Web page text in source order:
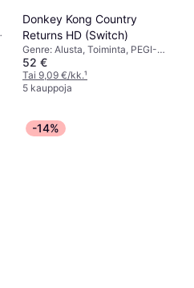
Donkey Kong Country
Returns HD (Switch)
Genre: Alusta, Toiminta, PEGI-
ikärajaus: 3
52 €
Tai 9,09 €/kk.¹
5 kauppoja
-14%